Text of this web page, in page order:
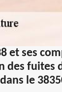
et ses
des fuites
le